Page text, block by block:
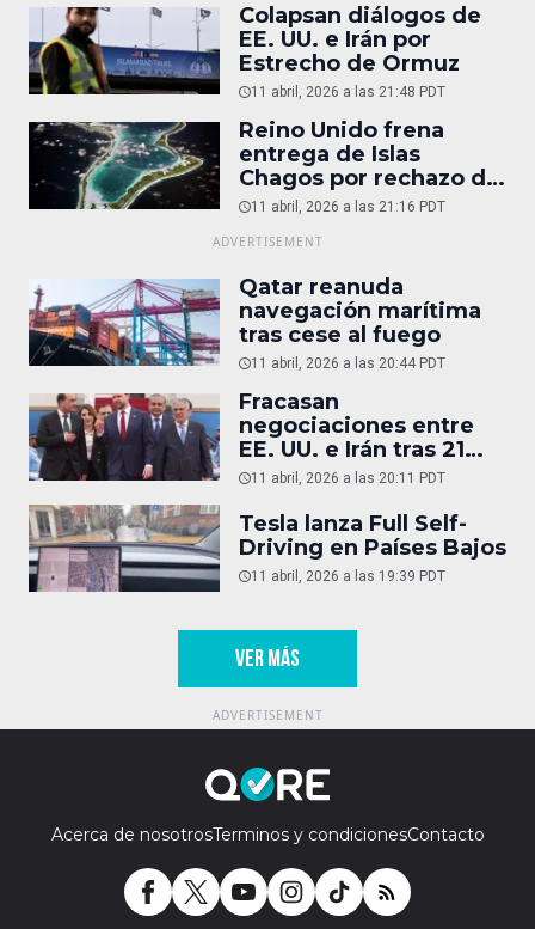
Colapsan diálogos de
EE. UU. e Irán por
Estrecho de Ormuz
11 abril, 2026 a las 21:48 PDT
Reino Unido frena
entrega de Islas
Chagos por rechazo de
Trump
11 abril, 2026 a las 21:16 PDT
Qatar reanuda
navegación marítima
tras cese al fuego
11 abril, 2026 a las 20:44 PDT
Fracasan
negociaciones entre
EE. UU. e Irán tras 21
horas
11 abril, 2026 a las 20:11 PDT
Tesla lanza Full Self-
Driving en Países Bajos
11 abril, 2026 a las 19:39 PDT
VER MÁS
Acerca de nosotrosTerminos y condicionesContacto